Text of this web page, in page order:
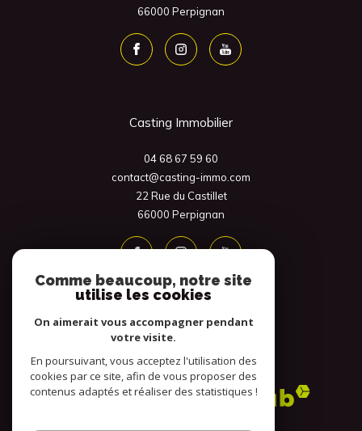
66000
Perpignan
Casting Immobilier
04 68 67 59 60
contact@casting-immo.com
22 Rue du Castillet
66000
Perpignan
Adhérents
Comme beaucoup, notre site
utilise les cookies
On aimerait vous accompagner pendant
votre visite.
En poursuivant, vous acceptez l'utilisation des
cookies par ce site, afin de vous proposer des
contenus adaptés et réaliser des statistiques !